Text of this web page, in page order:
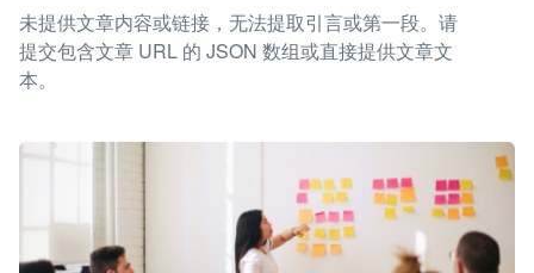
未提供文章内容或链接，无法提取引言或第一段。请
提交包含文章 URL 的 JSON 数组或直接提供文章文
本。